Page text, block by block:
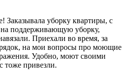
Заказывала уборку квартиры, с
поддерживающую уборку,
Приехали во время, за
на мои вопросы про моющие
Удобно, моют своими
тоже привезли.